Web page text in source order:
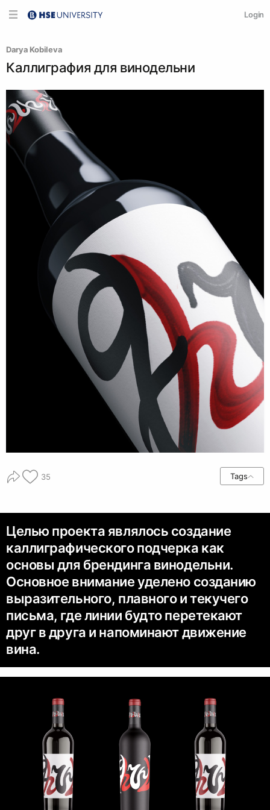
Login
Darya Kobileva
Каллиграфия для винодельни
35 Tags
Целью проекта являлось создание
каллиграфического подчерка как
основы для брендинга винодельни.
Основное внимание уделено созданию
выразительного, плавного и текучего
письма, где линии будто перетекают
друг в друга и напоминают движение
вина.